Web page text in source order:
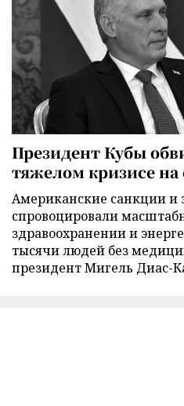
Президент Кубы
тяжелом кризисе на
Американские санкции и
спровоцировали
здравоохранении и
тысячи людей без
президент Мигель Диас-